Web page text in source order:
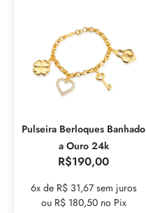
Pulseira Berloques Banhado
a Ouro 24k
R$190,00
6x de R$ 31,67 sem juros
ou R$ 180,50 no Pix